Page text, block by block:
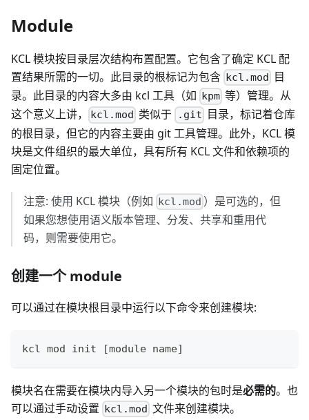
Module
KCL 模块按目录层次结构布置配置。它包含了确定 KCL 配
置结果所需的一切。此目录的根标记为包含 kcl.mod 目
录。此目录的内容大多由 kcl 工具（如
kpm 等）管理。从
这个意义上讲，
kcl.mod 类似于 .git 目录，标记着仓库
的根目录，但它的内容主要由 git 工具管理。此外，KCL 模
块是文件组织的最大单位，具有所有 KCL 文件和依赖项的
固定位置。
注意: 使用 KCL 模块（例如 kcl.mod ）是可选的，但
如果您想使用语义版本管理、分发、共享和重用代
码，则需要使用它。
创建一个 module
可以通过在模块根目录中运行以下命令来创建模块:
kcl mod init [module name]
模块名在需要在模块内导入另一个模块的包时是必需的。也
可以通过手动设置 kcl.mod 文件来创建模块。